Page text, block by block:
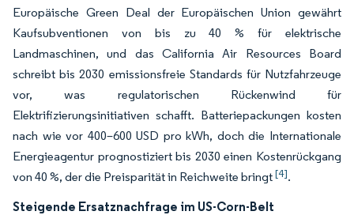
Europäische Green Deal der Europäischen Union gewährt
Kaufsubventionen von bis zu 40 % für elektrische
Landmaschinen, und das California Air Resources Board
schreibt bis 2030 emissionsfreie Standards für Nutzfahrzeuge
vor, was regulatorischen Rückenwind für
Elektrifizierungsinitiativen schafft. Batteriepackungen kosten
nach wie vor 400–600 USD pro kWh, doch die Internationale
Energieagentur prognostiziert bis 2030 einen Kostenrückgang
von 40 %, der die Preisparität in Reichweite bringt[4].
Steigende Ersatznachfrage im US-Corn-Belt